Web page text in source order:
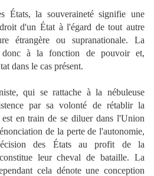
la souveraineté signifie une
d'un État à l'égard de tout autre
étrangère ou supranationale. La
donc à la fonction de pouvoir et,
dans le cas présent.
qui se rattache à la nébuleuse
par sa volonté de rétablir la
en train de se diluer dans l'Union
de la perte de l'autonomie,
des États au profit de la
leur cheval de bataille. La
cela dénote une conception